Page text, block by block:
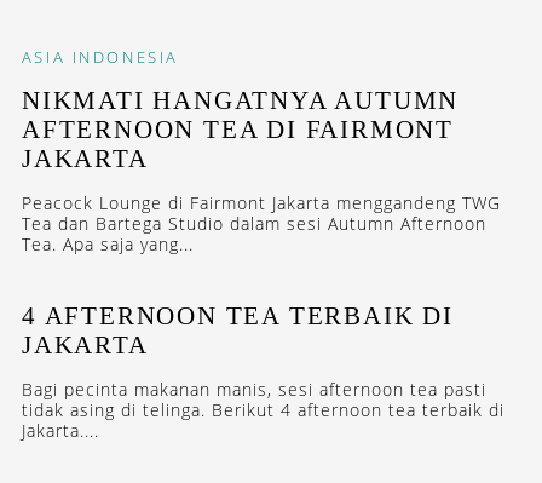
ASIA INDONESIA
NIKMATI HANGATNYA AUTUMN
AFTERNOON TEA DI FAIRMONT
JAKARTA
Peacock Lounge di Fairmont Jakarta menggandeng TWG
Tea dan Bartega Studio dalam sesi Autumn Afternoon
Tea. Apa saja yang...
4 AFTERNOON TEA TERBAIK DI
JAKARTA
Bagi pecinta makanan manis, sesi afternoon tea pasti
tidak asing di telinga. Berikut 4 afternoon tea terbaik di
Jakarta....